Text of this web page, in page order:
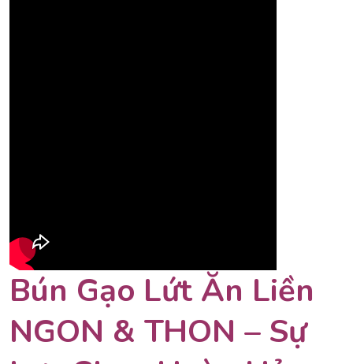
Bún Gạo Lứt Ăn Liền
NGON & THON – Sự